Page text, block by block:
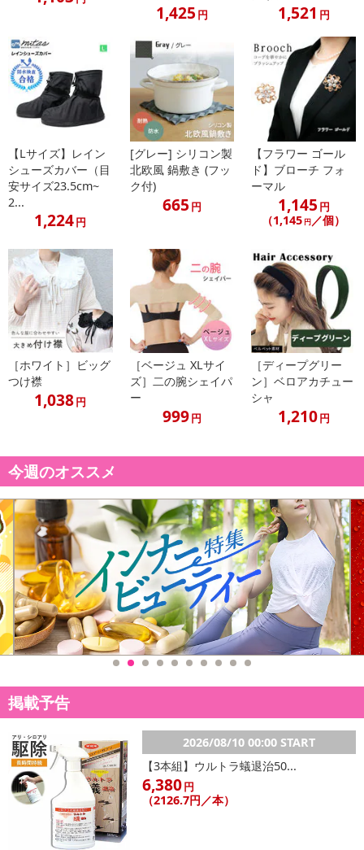
・お子さまの水泳教室等の後に
・お風呂上がりに
・お子さまが一人で装着しやすい
・原材料/材質/素材：ナイロン・ポリエステル
・商品カラー：パープル
・使用方法：商品詳細をご確認ください
注意事項
【賞味・消費期限のある商品について】
商品到着時点でのお日持ち期間は、配送日数などにより異なります
のでご了承ください。
【キャンセルについて】
※お申込み後のキャンセルはお受けできません。
記載されている内容を必ずご確認いただき、お届けする商品セット
にご納得いただきましたうえでお申し込みください。
参考の掲載画像や画像内のバーコードなど、お届け商品と多少異な
る場合がございます。
また、[新たな加工食品の原料原産地表示制度]の経過措置期間の終
了により、商品詳細内に記載の原産国・原材料の表記が旧表記の場
合がございます。
あらかじめご了承いただいた上でお申込みください。なお、本理由
1,425 円 1,521 円
【Lサイズ】レイン
シューズカバー（目
安サイズ23.5cm~
2...
1,224円
[グレー] シリコン製
北欧風 鍋敷き (フッ
ク付)
665 円
【フラワー ゴール
ド】ブローチ フォ
ーマル
1,145 円
（1,145 円 ／個）
［ホワイト］ビッグ
つけ襟
1,038円
［ベージュ XLサイ
ズ］二の腕シェイパ
ー
999円
［ディープグリー
ン］ベロアカチュー
シャ
1,210円
今週のオススメ
掲載予告
2026/08/10 00:00 START
【3本組】ウルトラ蟻退治50...
6,380円
（2126.7円／本）